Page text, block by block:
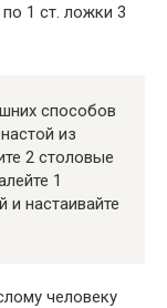
1 ст. ложки 3
способов
из
2 столовые
1
и настаивайте
человеку